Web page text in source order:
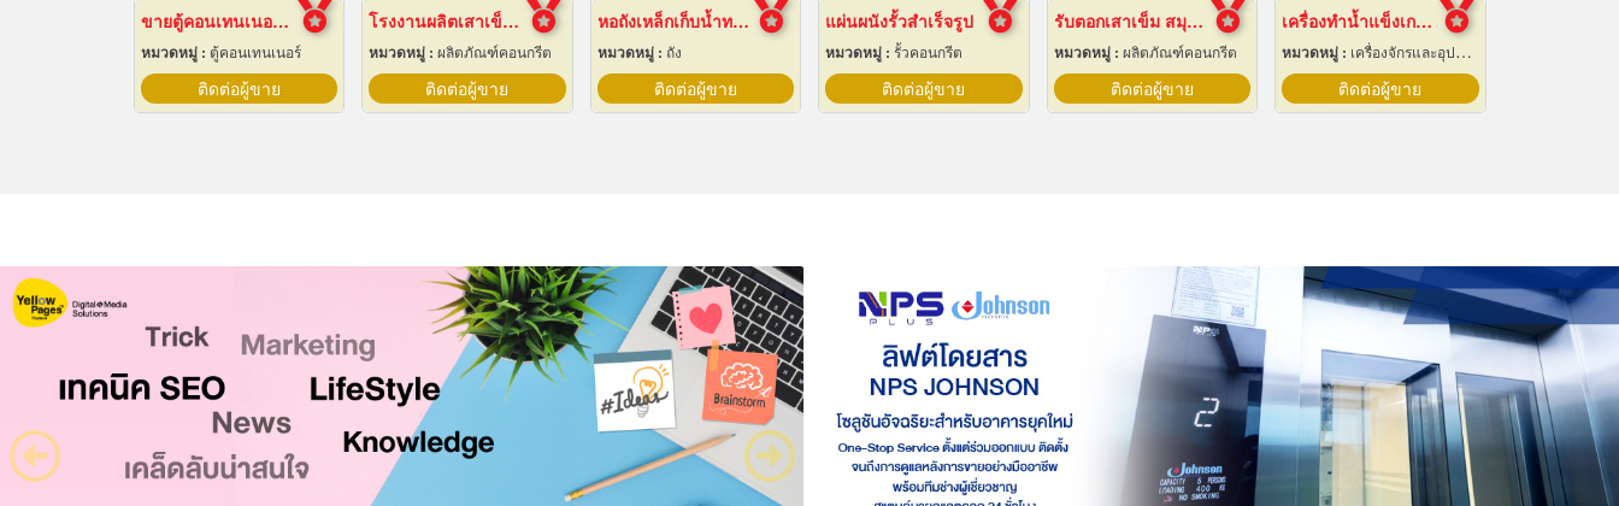
ขายตู้คอนเทนเนอร์มือสอง ราคาถูก
หมวดหมู่ : ตู้คอนเทนเนอร์
ติดต่อผู้ขาย
โรงงานผลิตเสาเข็ม สมุทรปราการ
หมวดหมู่ : ผลิตภัณฑ์คอนกรีต
ติดต่อผู้ขาย
หอถังเหล็กเก็บน้ำทรงแชมเปญ
หมวดหมู่ : ถัง
ติดต่อผู้ขาย
แผ่นผนังรั้วสำเร็จรูป
หมวดหมู่ : รั้วคอนกรีต
ติดต่อผู้ขาย
รับตอกเสาเข็ม สมุทรปราการ ราคาถูก
หมวดหมู่ : ผลิตภัณฑ์คอนกรีต
ติดต่อผู้ขาย
เครื่องทำน้ำแข็งเกล็ดกรอบ เชียงใหม่
หมวดหมู่ : เครื่องจักรและอุปกรณ์ผลิตน้ำแข็ง
ติดต่อผู้ขาย